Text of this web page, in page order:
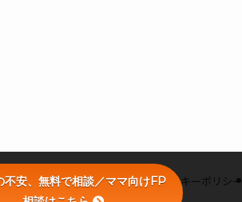
シー 利用者情報の外部送信・クッキーポリシー
不安、無料で相談／ママ向けFP